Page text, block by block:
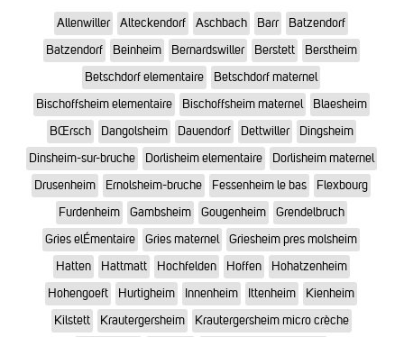
Allenwiller Alteckendorf Aschbach Barr
Batzendorf
Batzendorf
Beinheim Bernardswiller Berstett
Berstheim
Betschdorf elementaire
Betschdorf maternel
Bischoffsheim elementaire
Bischoffsheim maternel
Blaesheim
BŒrsch
Dangolsheim Dauendorf Dettwiller
Dingsheim
Dinsheim-sur-bruche
Dorlisheim elementaire
Dorlisheim maternel
Drusenheim
Ernolsheim-bruche Fessenheim le bas
Flexbourg
Furdenheim
Gambsheim Gougenheim
Grendelbruch
Gries elÉmentaire
Gries maternel
Griesheim pres molsheim
Hatten
Hattmatt Hochfelden Hoffen
Hohatzenheim
Hohengoeft
Hurtigheim Innenheim Ittenheim
Kienheim
Kilstett
Krautergersheim Krautergersheim micro crèche